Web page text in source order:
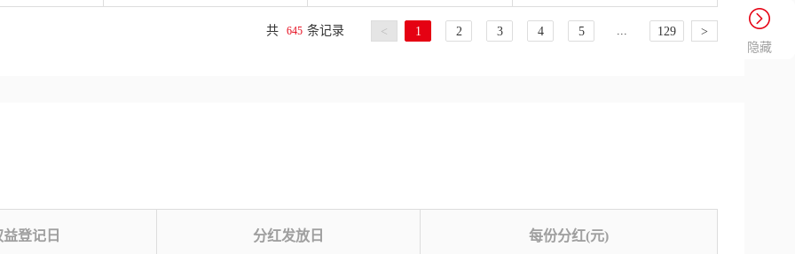
隐藏
共 645 条记录 < 1 2 3 4 5 ... 129 >
益登记日 分红发放日 每份分红(元)